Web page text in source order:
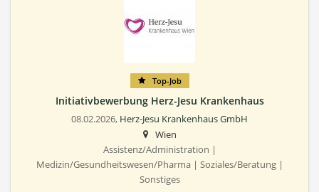
Top-Job
Initiativbewerbung Herz-Jesu Krankenhaus
08.02.2026, Herz-Jesu Krankenhaus GmbH
Wien
Assistenz/Administration |
Medizin/Gesundheitswesen/Pharma | Soziales/Beratung |
Sonstiges